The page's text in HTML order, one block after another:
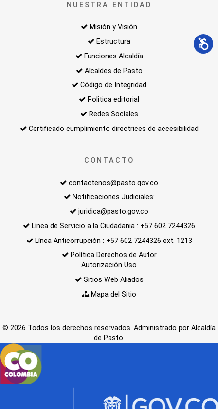
NUESTRA ENTIDAD
Misión y Visión
Estructura
Funciones Alcaldía
Alcaldes de Pasto
Código de Integridad
Politica editorial
Redes Sociales
Certificado cumplimiento directrices de accesibilidad
CONTACTO
contactenos@pasto.gov.co
Notificaciones Judiciales:
juridica@pasto.gov.co
Línea de Servicio a la Ciudadania : +57 602 7244326
Línea Anticorrupción : +57 602 7244326 ext. 1213
Política Derechos de Autor
Autorización Uso
Sitios Web Aliados
Mapa del Sitio
© 2026 Todos los derechos reservados. Administrado por Alcaldía
de Pasto.